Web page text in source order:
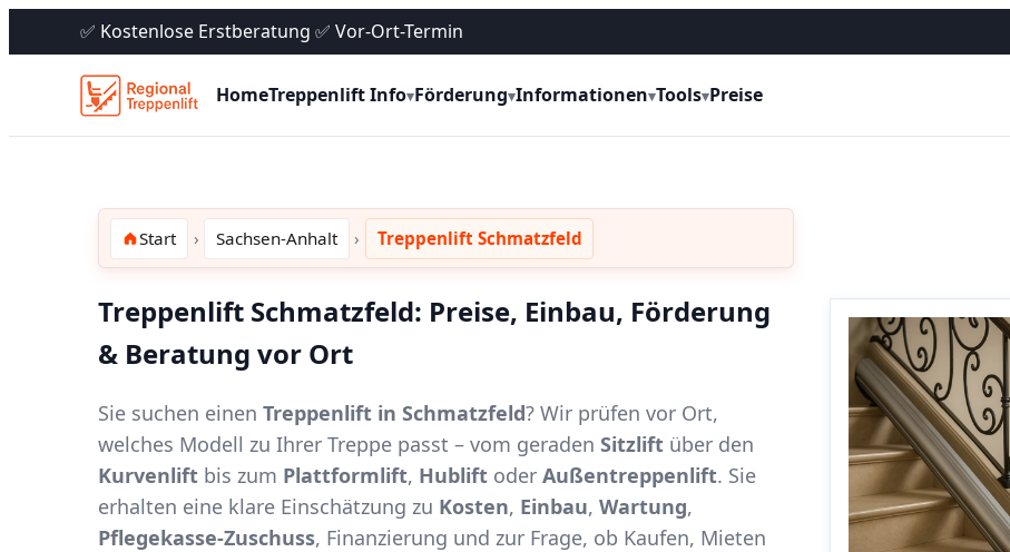
✅ Kostenlose Erstberatung ✅ Vor-Ort-Termin
HomeTreppenlift Info▾Förderung▾Informationen▾Tools▾Preise
Start Sachsen-Anhalt Treppenlift Schmatzfeld
Treppenlift Schmatzfeld: Preise, Einbau, Förderung
& Beratung vor Ort
Sie suchen einen Treppenlift in Schmatzfeld? Wir prüfen vor Ort,
welches Modell zu Ihrer Treppe passt – vom geraden Sitzlift über den
Kurvenlift bis zum Plattformlift, Hublift oder Außentreppenlift. Sie
erhalten eine klare Einschätzung zu Kosten, Einbau, Wartung,
Pflegekasse-Zuschuss, Finanzierung und zur Frage, ob Kaufen, Mieten